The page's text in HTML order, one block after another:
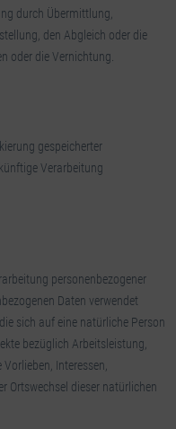
durch Übermittlung,
den Abgleich oder die
oder die Vernichtung.
gespeicherter
Verarbeitung
personenbezogener
Daten verwendet
sich auf eine natürliche Person
bezüglich Arbeitsleistung,
Interessen,
Ortswechsel dieser natürlichen